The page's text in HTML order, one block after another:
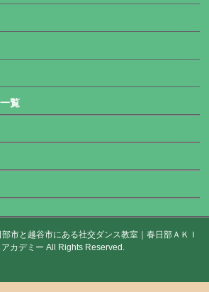
覧
市と越谷市にある社交ダンス教室｜春日部ＡＫＩ
カデミー All Rights Reserved.